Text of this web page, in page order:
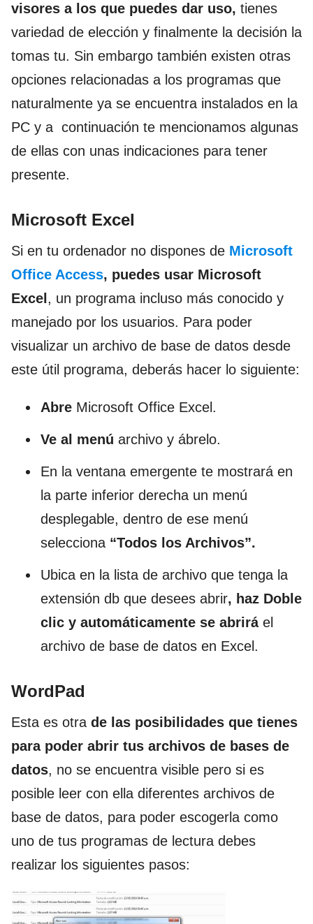
visores a los que puedes dar uso, tienes
variedad de elección y finalmente la decisión la
tomas tu. Sin embargo también existen otras
opciones relacionadas a los programas que
naturalmente ya se encuentra instalados en la
PC y a continuación te mencionamos algunas
de ellas con unas indicaciones para tener
presente.
Microsoft Excel
Si en tu ordenador no dispones de Microsoft
Office Access, puedes usar Microsoft
Excel , un programa incluso más conocido y
manejado por los usuarios. Para poder
visualizar un archivo de base de datos desde
este útil programa, deberás hacer lo siguiente:
Abre Microsoft Office Excel.
Ve al menú archivo y ábrelo.
En la ventana emergente te mostrará en
la parte inferior derecha un menú
desplegable, dentro de ese menú
selecciona “Todos los Archivos”.
Ubica en la lista de archivo que tenga la
extensión db que desees abrir, haz Doble
clic y automáticamente se abriráel
archivo de base de datos en Excel.
WordPad
Esta es otra de las posibilidades que tienes
para poder abrir tus archivos de bases de
datos, no se encuentra visible pero si es
posible leer con ella diferentes archivos de
base de datos, para poder escogerla como
uno de tus programas de lectura debes
realizar los siguientes pasos: